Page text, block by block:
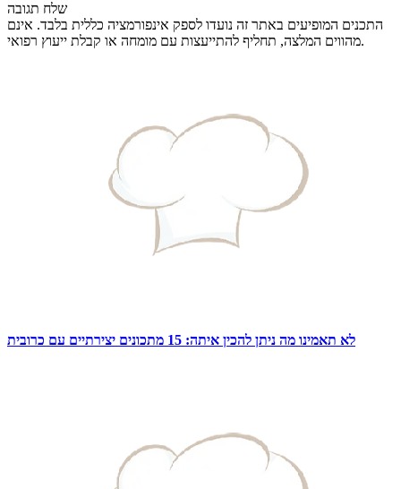
שלח תגובה
התכנים המופיעים באתר זה נועדו לספק אינפורמציה כללית בלבד. אינם
מהווים המלצה, תחליף להתייעצות עם מומחה או קבלת ייעוץ רפואי.
לא תאמינו מה ניתן להכין איתה: 15 מתכונים יצירתיים עם כרובית